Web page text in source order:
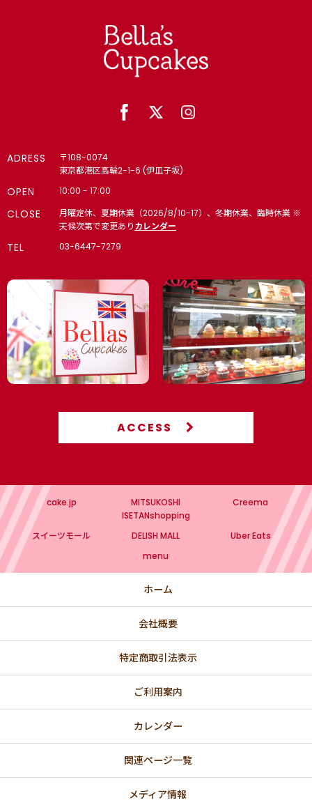
ADRESS
〒108-0074
東京都港区高輪2-1-6 (伊皿子坂)
OPEN 10:00 - 17:00
CLOSE
月曜定休、夏期休業（2026/8/10-17）、冬期休業、臨時休業 ※
天候次第で変更ありカレンダー
TEL 03-6447-7279
ACCESS
cake.jp
MITSUKOSHI
ISETANshopping
Creema
スイーツモール DELISH MALL
Uber Eats
menu
ホーム
会社概要
特定商取引法表示
ご利用案内
カレンダー
関連ページ一覧
メディア情報